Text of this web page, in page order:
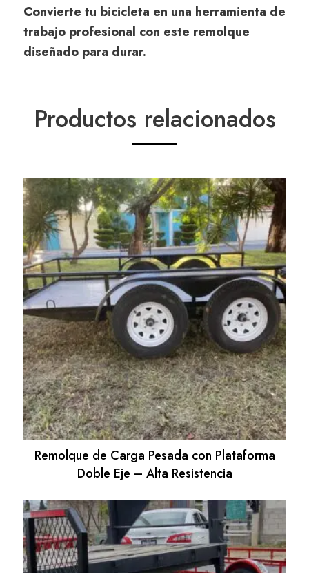
Convierte tu bicicleta en una herramienta de
trabajo profesional con este remolque
diseñado para durar.
Productos relacionados
Remolque de Carga Pesada con Plataforma
Doble Eje – Alta Resistencia